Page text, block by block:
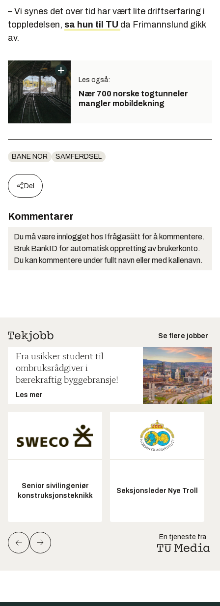
– Vi synes det over tid har vært lite driftserfaring i
toppledelsen, sa hun til TU da Frimannslund gikk
av.
Les også:
Nær 700 norske togtunneler
mangler mobildekning
BANE NOR SAMFERDSEL
Del
Kommentarer
Du må være innlogget hos Ifrågasätt for å kommentere.
Bruk BankID for automatisk oppretting av brukerkonto.
Du kan kommentere under fullt navn eller med kallenavn.
Se flere jobber
Fra usikker student til
ombruksrådgiver i
bærekraftig byggebransje!
Les mer
Senior sivilingeniør
konstruksjonsteknikk
Seksjonsleder Nye Troll
En tjeneste fra